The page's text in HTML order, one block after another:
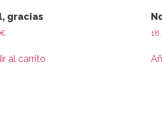
gracias
€
al carrito